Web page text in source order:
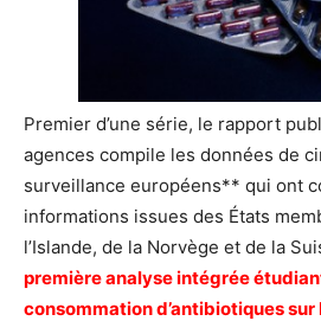
Premier d’une série, le rapport
agences compile les données de
surveillance européens** qui ont
informations issues des États
l’Islande, de la Norvège et de la
première analyse intégrée
consommation d’antibiotiques